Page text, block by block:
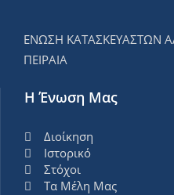
ΕΝΩΣΗ ΚΑΤΑΣΚΕΥΑΣΤΩΝ
ΠΕΙΡΑΙΑ
Η Ένωση Μας
Διοίκηση
Ιστορικό
Στόχοι
Τα Μέλη Μας